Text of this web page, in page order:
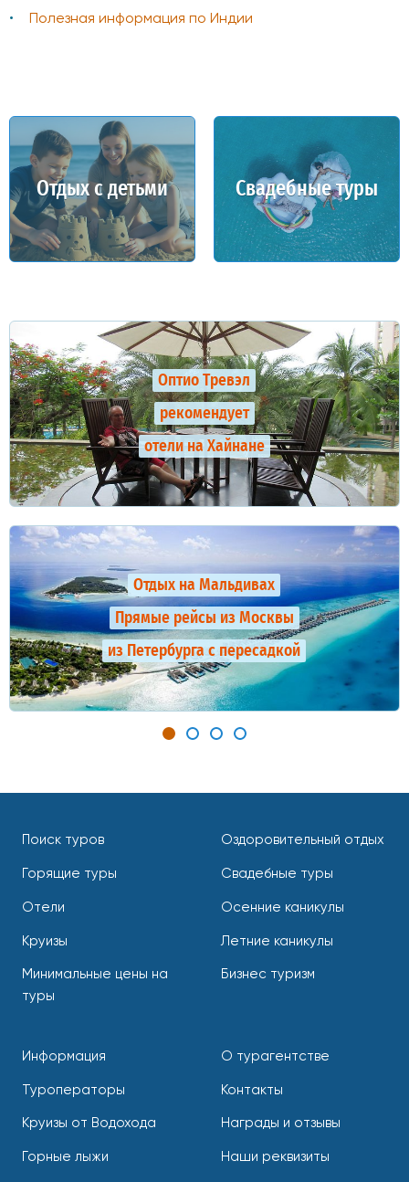
Полезная информация по Индии
Отдых с детьми Свадебные туры
Оптио Тревэл
рекомендует
отели на Хайнане
Отдых на Мальдивах
Прямые рейсы из Москвы
из Петербурга с пересадкой
Поиск туров
Горящие туры
Отели
Круизы
Минимальные цены на
туры
Оздоровительный отдых
Свадебные туры
Осенние каникулы
Летние каникулы
Бизнес туризм
Информация
Туроператоры
Круизы от Водохода
Горные лыжи
О турагентстве
Контакты
Награды и отзывы
Наши реквизиты